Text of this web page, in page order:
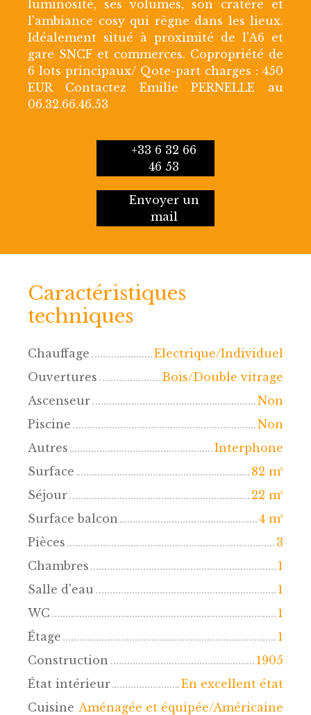
luminosité, ses volumes, son cratère et
l'ambiance cosy qui règne dans les lieux.
Idéalement situé à proximité de l'A6 et
gare SNCF et commerces. Copropriété de
6 lots principaux/ Qote-part charges : 450
EUR Contactez Emilie PERNELLE au
06.32.66.46.53
+33 6 32 66
46 53
Envoyer un
mail
Caractéristiques
techniques
Chauffage
Electrique/Individuel
Ouvertures
Bois/Double vitrage
Ascenseur
Non
Piscine
Non
Autres
Interphone
Surface
82 m²
Séjour
22 m²
Surface balcon
4 m²
Pièces
3
Chambres
1
Salle d'eau
1
WC
1
Étage
1
Construction
1905
État intérieur
En excellent état
Cuisine Aménagée et équipée/Américaine